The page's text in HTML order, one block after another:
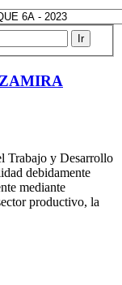
Ir
Trabajo y Desarrollo
debidamente
mediante
productivo, la